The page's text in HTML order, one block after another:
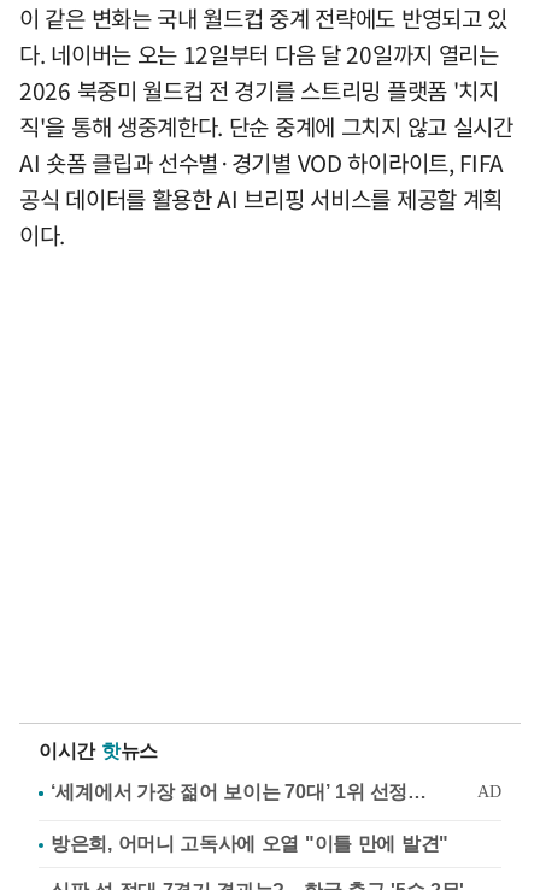
이 같은 변화는 국내 월드컵 중계 전략에도 반영되고 있
다. 네이버는 오는 12일부터 다음 달 20일까지 열리는
2026 북중미 월드컵 전 경기를 스트리밍 플랫폼 '치지
직'을 통해 생중계한다. 단순 중계에 그치지 않고 실시간
AI 숏폼 클립과 선수별·경기별 VOD 하이라이트, FIFA
공식 데이터를 활용한 AI 브리핑 서비스를 제공할 계획
이다.
이시간 핫뉴스
방은희, 어머니 고독사에 오열 "이틀 만에 발견"